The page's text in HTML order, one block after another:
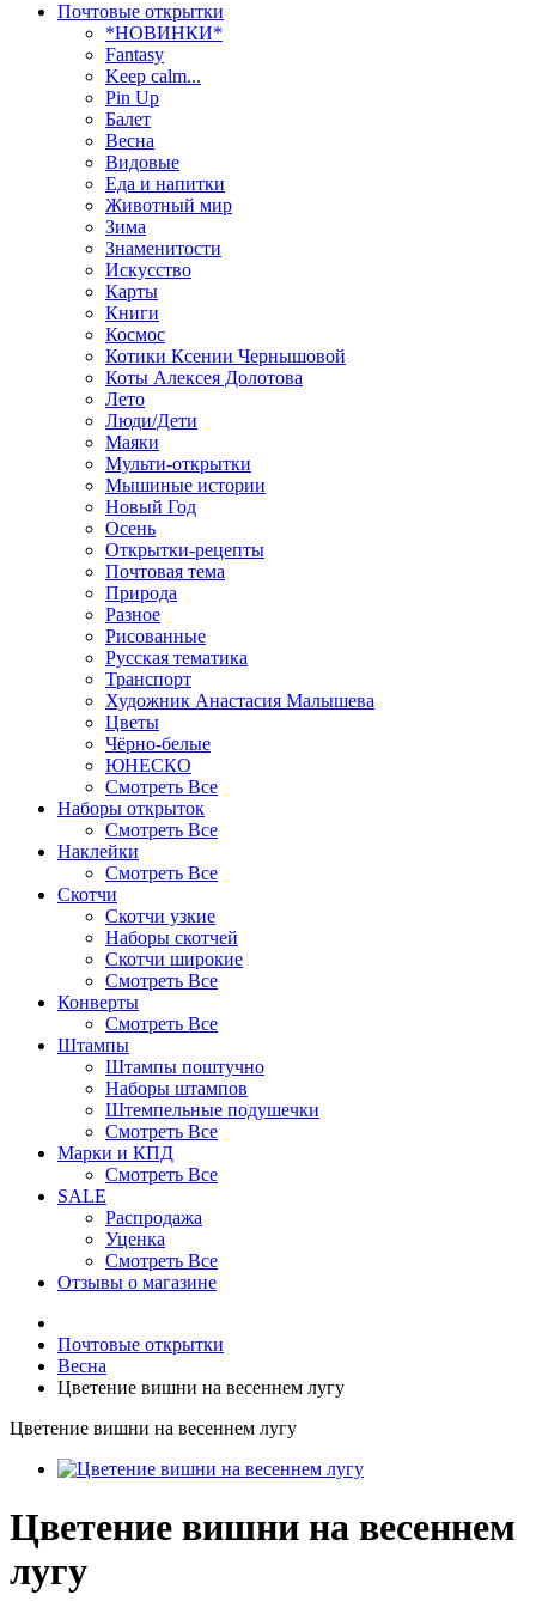
Почтовые открытки
*НОВИНКИ*
Fantasy
Keep calm...
Pin Up
Балет
Весна
Видовые
Еда и напитки
Животный мир
Зима
Знаменитости
Искусство
Карты
Книги
Космос
Котики Ксении Чернышовой
Коты Алексея Долотова
Лето
Люди/Дети
Маяки
Мульти-открытки
Мышиные истории
Новый Год
Осень
Открытки-рецепты
Почтовая тема
Природа
Разное
Рисованные
Русская тематика
Транспорт
Художник Анастасия Малышева
Цветы
Чёрно-белые
ЮНЕСКО
Смотреть Все
Наборы открыток
Смотреть Все
Наклейки
Смотреть Все
Скотчи
Скотчи узкие
Наборы скотчей
Скотчи широкие
Смотреть Все
Конверты
Смотреть Все
Штампы
Штампы поштучно
Наборы штампов
Штемпельные подушечки
Смотреть Все
Марки и КПД
Смотреть Все
SALE
Распродажа
Уценка
Смотреть Все
Отзывы о магазине
Почтовые открытки
Весна
Цветение вишни на весеннем лугу
Цветение вишни на весеннем лугу
Цветение вишни на весеннем
лугу